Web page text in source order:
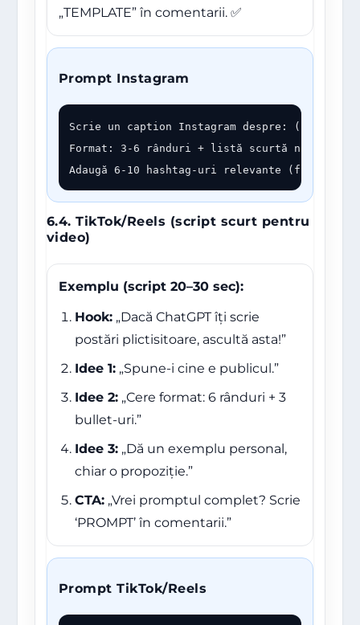
„TEMPLATE” în comentarii. ✅
Prompt Instagram
Scrie un caption Instagram despre: (tema).
Format: 3-6 rânduri + listă scurtă
Adaugă 6-10 hashtag-uri relevante (fără
6.4. TikTok/Reels (script scurt pentru
video)
Exemplu (script 20–30 sec):
Hook:„Dacă ChatGPT îți scrie
postări plictisitoare, ascultă asta!”
Idee 1:„Spune-i cine e publicul.”
Idee 2:„Cere format: 6 rânduri + 3
bullet-uri.”
Idee 3:„Dă un exemplu personal,
chiar o propoziție.”
CTA:„Vrei promptul complet? Scrie
‘PROMPT’ în comentarii.”
Prompt TikTok/Reels